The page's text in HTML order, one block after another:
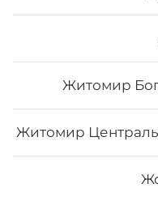
Житомир
Житомир
Філадельфія
Вага: 330 г Склад: